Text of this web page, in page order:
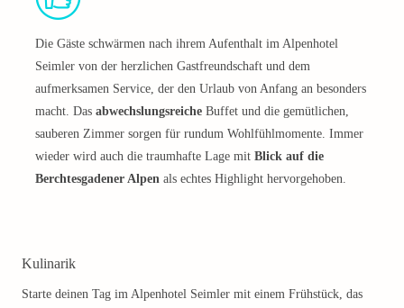
Die Gäste schwärmen nach ihrem Aufenthalt im Alpenhotel
Seimler von der herzlichen Gastfreundschaft und dem
aufmerksamen Service, der den Urlaub von Anfang an besonders
macht. Das abwechslungsreiche Buffet und die gemütlichen,
sauberen Zimmer sorgen für rundum Wohlfühlmomente. Immer
wieder wird auch die traumhafte Lage mit Blick auf die
Berchtesgadener Alpen als echtes Highlight hervorgehoben.
Kulinarik
Starte deinen Tag im Alpenhotel Seimler mit einem Frühstück, das